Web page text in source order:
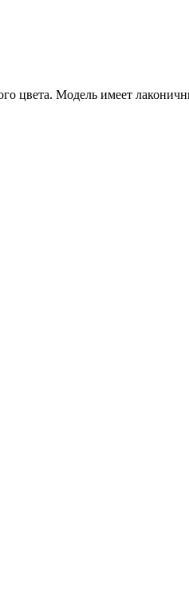
цвета. Модель имеет